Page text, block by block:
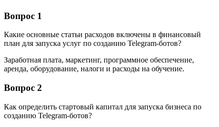
Вопрос 1
Какие основные статьи расходов включены в финансовый
план для запуска услуг по созданию Telegram-ботов?
Заработная плата, маркетинг, программное обеспечение,
аренда, оборудование, налоги и расходы на обучение.
Вопрос 2
Как определить стартовый капитал для запуска бизнеса по
созданию Telegram-ботов?